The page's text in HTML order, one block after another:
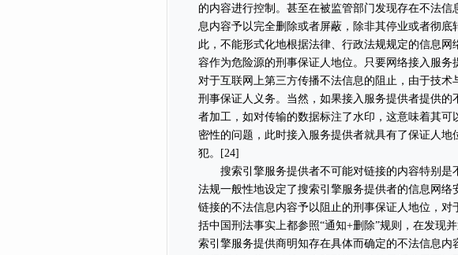
的内容进行控制。甚至在被监管部门发现存在不法
息内容予以完全删除或者屏蔽，除非其停业或者彻
此，不能形式化地根据法律、行政法规规定的信息
容作为危险源的刑事保证人地位。只要网络接入服
对于互联网上第三方传播不法信息的阻止，由于技
刑事保证人义务。当然，如果接入服务提供者提供
者加工，如对传输的数据标注了水印，这意味着其
密性的问题，此时接入服务提供者就具有了保证人
犯。[24]
搜索引擎服务提供者不可能对链接的内容特别是
法规一般性地设定了搜索引擎服务提供者的信息网
链接的不法信息内容予以阻止的刑事保证人地位，
括中国刑法事实上都参照“通知+删除”规则，在发现
索引擎服务提供商明知存在具体而确定的不法信息